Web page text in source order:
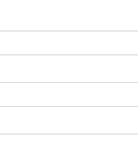
入會時繳納；常年會費1200